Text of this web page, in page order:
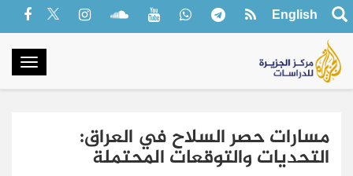
English
مسارات حصر السلاح في العراق:
التحديات والتوقعات المحتملة